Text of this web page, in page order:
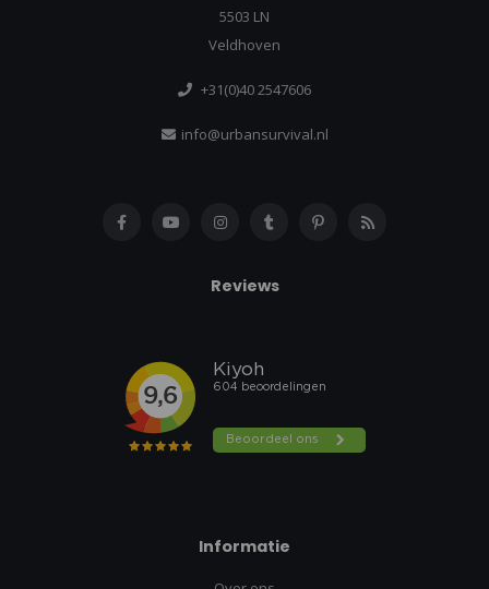
5503 LN
Veldhoven
+31(0)40 2547606
info@urbansurvival.nl
Reviews
Informatie